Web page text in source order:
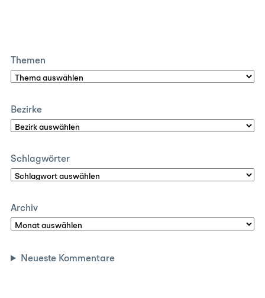
Themen
Bezirke
Schlagwörter
Archiv
Neueste Kommentare